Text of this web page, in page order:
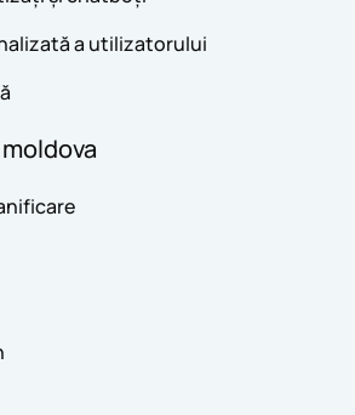
a utilizatorului